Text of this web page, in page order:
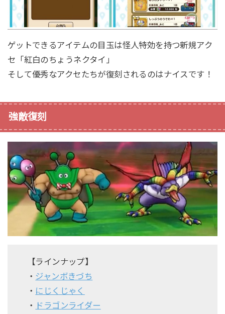
ゲットできるアイテムの目玉は怪人特効を持つ新規アク
セ「紅白のちょうネクタイ」
そして優秀なアクセたちが復刻されるのはナイスです！
強敵復刻
【ラインナップ】
・ ジャンボきづち
・ にじくじゃく
・
ドラゴンライダー